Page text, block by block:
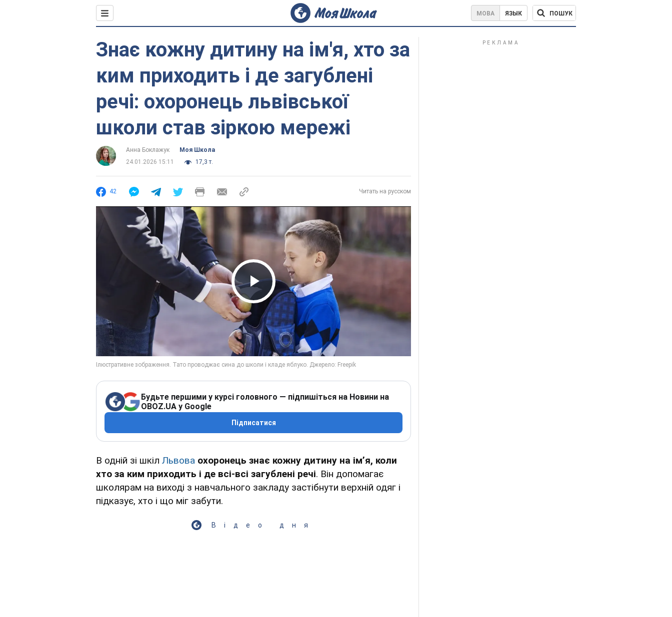
МОВА ЯЗЫК ПОШУК
Знає кожну дитину на ім'я, хто за
ким приходить і де загублені
речі: охоронець львівської
школи став зіркою мережі
Анна Боклажук
Моя Школа
24.01.2026 15:11
17,3 т.
42 Читать на русском
Play Video
Будьте першими у курсі головного — підпишіться на Новини на
OBOZ.UA у Google
Підписатися
В одній зі шкіл Львова охоронець знає кожну дитину на імʼя, коли
хто за ким приходить і де всі-всі загублені речі. Він допомагає
школярам на виході з навчального закладу застібнути верхній одяг і
підказує, хто і що міг забути.
Відео дня